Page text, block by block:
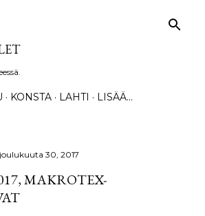
KONSTA LAHTI LISÄÄ…
joulukuuta 30, 2017
MAKROTEX-